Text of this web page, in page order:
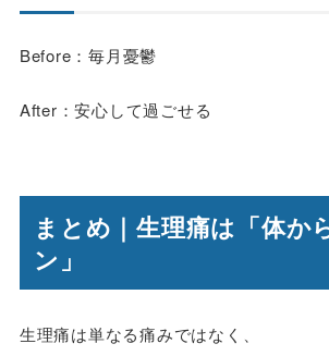
Before：毎月憂鬱
After：安心して過ごせる
まとめ｜生理痛は「体か
ン」
生理痛は単なる痛みではなく、